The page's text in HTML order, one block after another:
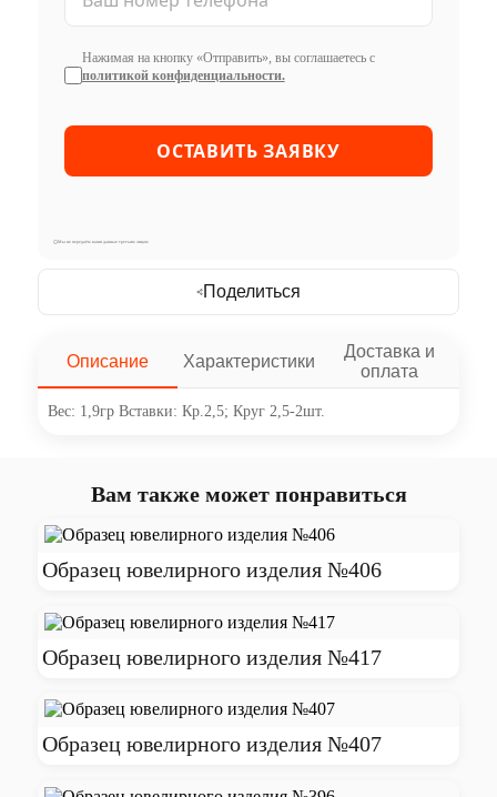
Нажимая на кнопку «Отправить», вы соглашаетесь с
политикой конфиденциальности.
Мы не передаём ваши данные третьим лицам
Поделиться
Описание Характеристики
Доставка и
оплата
Вес: 1,9гр Вставки: Кр.2,5; Круг 2,5-2шт.
Вам также может понравиться
Образец ювелирного изделия №406
Образец ювелирного изделия №417
Образец ювелирного изделия №407